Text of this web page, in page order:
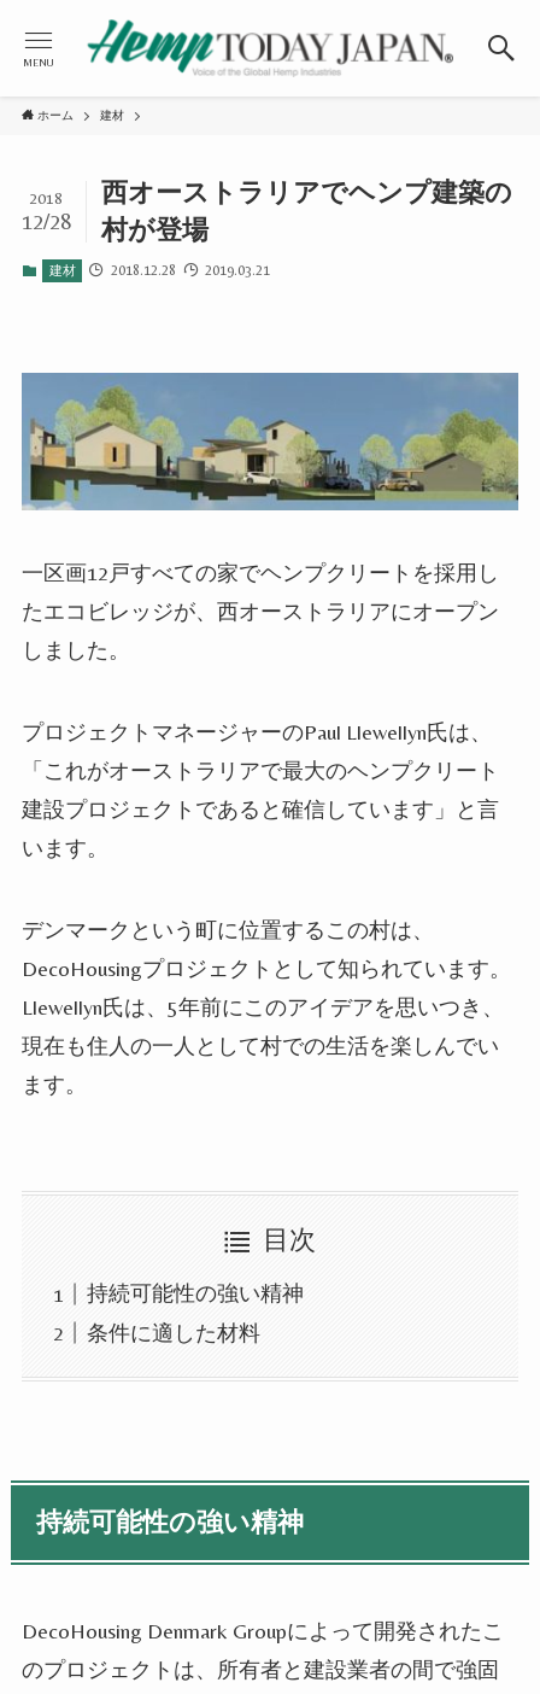
MENU
ホーム 建材
西オーストラリアでヘンプ建築の
村が登場
2018
12/28
建材 2018.12.28 2019.03.21
一区画12戸すべての家でヘンプクリートを採用し
たエコビレッジが、西オーストラリアにオープン
しました。
プロジェクトマネージャーのPaul Llewellyn氏は、
「これがオーストラリアで最大のヘンプクリート
建設プロジェクトであると確信しています」と言
います。
デンマークという町に位置するこの村は、
DecoHousingプロジェクトとして知られています。
Llewellyn氏は、5年前にこのアイデアを思いつき、
現在も住人の一人として村での生活を楽しんでい
ます。
目次
持続可能性の強い精神
条件に適した材料
持続可能性の強い精神
DecoHousing Denmark Groupによって開発されたこ
のプロジェクトは、所有者と建設業者の間で強固